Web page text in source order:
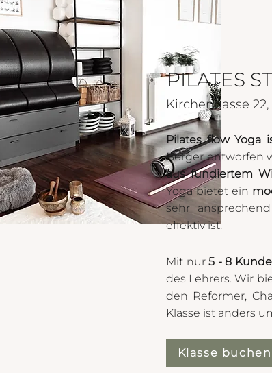
PILATES
Kirchengasse
Pilates flow Yoga
Berger entworfen
aus fundiertem
Yoga bietet ein
sehr
effektiv ist.
Mit nur5 - 8
des Lehrers. Wir
den Reformer,
Klasse ist anders
Klasse buchen